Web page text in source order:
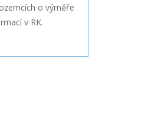
o výměře
v RK.